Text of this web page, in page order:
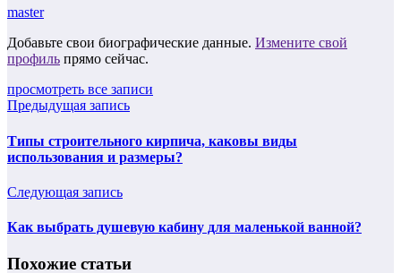
master
Добавьте свои биографические данные. Измените свой
профиль прямо сейчас.
просмотреть все записи
Предыдущая запись
Типы строительного кирпича, каковы виды
использования и размеры?
Следующая запись
Как выбрать душевую кабину для маленькой ванной?
Похожие статьи